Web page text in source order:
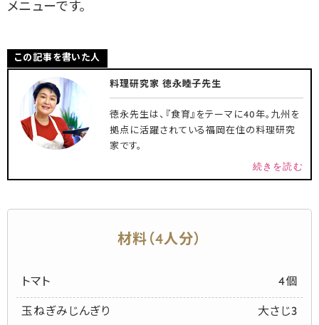
メニューです。
この記事を書いた人
料理研究家 徳永睦子先生
徳永先生は、『食育』をテーマに40年。九州を
拠点に活躍されている福岡在住の料理研究
家です。
続きを読む
材料（4人分）
トマト 4個
玉ねぎみじんぎり 大さじ3